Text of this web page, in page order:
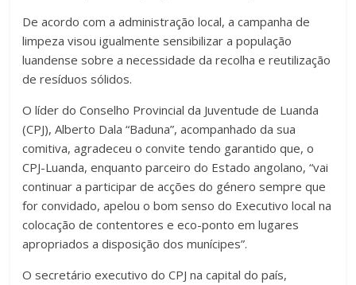
De acordo com a administração local, a campanha de
limpeza visou igualmente sensibilizar a população
luandense sobre a necessidade da recolha e reutilização
de resíduos sólidos.
O líder do Conselho Provincial da Juventude de Luanda
(CPJ), Alberto Dala “Baduna”, acompanhado da sua
comitiva, agradeceu o convite tendo garantido que, o
CPJ-Luanda, enquanto parceiro do Estado angolano, “vai
continuar a participar de acções do género sempre que
for convidado, apelou o bom senso do Executivo local na
colocação de contentores e eco-ponto em lugares
apropriados a disposição dos munícipes”.
O secretário executivo do CPJ na capital do país,